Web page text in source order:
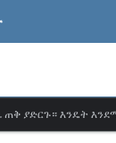
ያድርጉ። እንዴት